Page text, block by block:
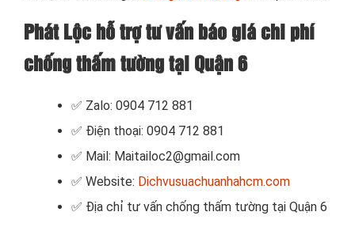
Phát Lộc hỗ trợ tư vấn báo giá chi phí
chống thấm tường tại Quận 6
✅ Zalo: 0904 712 881
✅ Điện thoại: 0904 712 881
✅ Mail: Maitailoc2@gmail.com
✅ Website: Dichvusuachuanhahcm.com
✅ Địa chỉ tư vấn chống thấm tường tại Quận 6